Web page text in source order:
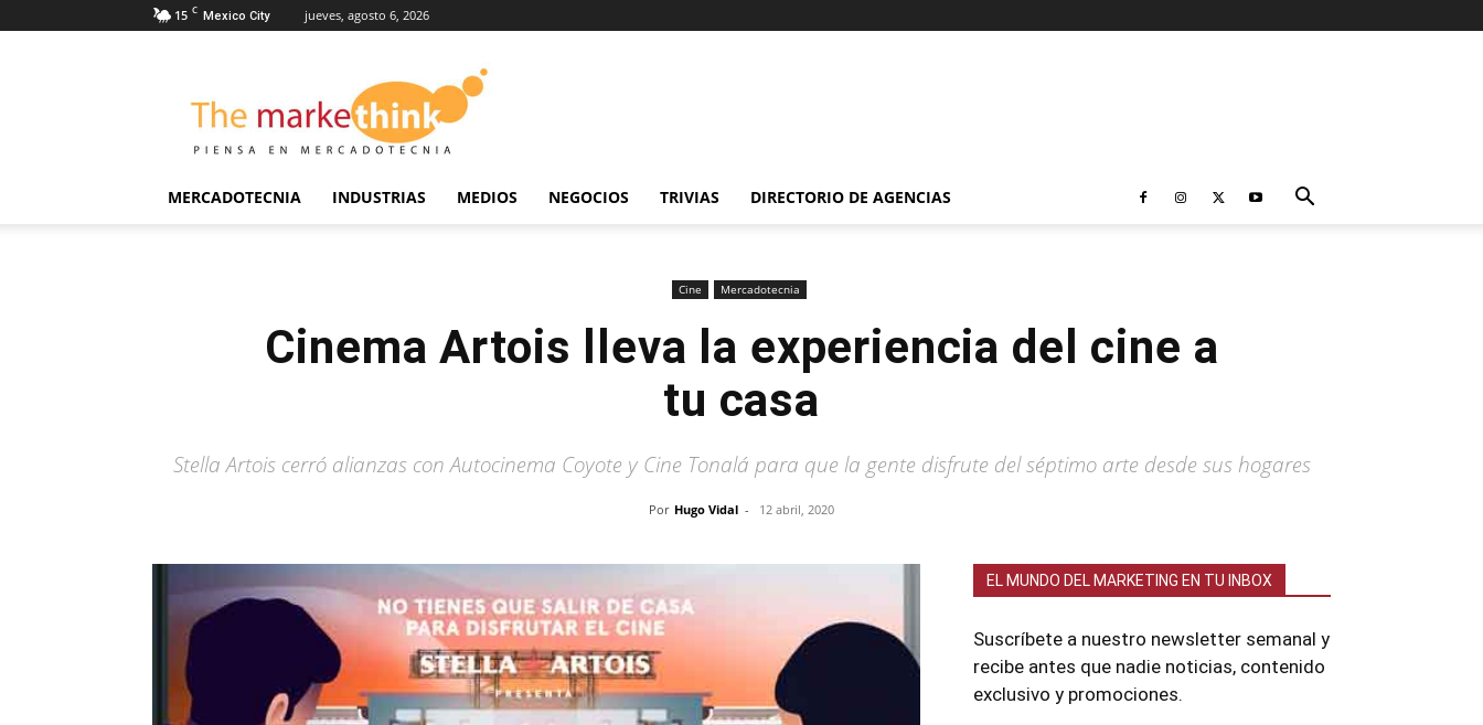
15 C Mexico City jueves, agosto 6, 2026
Markethink
MERCADOTECNIA INDUSTRIAS MEDIOS NEGOCIOS TRIVIAS DIRECTORIO DE AGENCIAS
Cine Mercadotecnia
Cinema Artois lleva la experiencia del cine a
tu casa
Stella Artois cerró alianzas con Autocinema Coyote y Cine Tonalá para que la gente disfrute del séptimo arte desde sus hogares
Por Hugo Vidal - 12 abril, 2020
EL MUNDO DEL MARKETING EN TU INBOX
Suscríbete a nuestro newsletter semanal y
recibe antes que nadie noticias, contenido
exclusivo y promociones.